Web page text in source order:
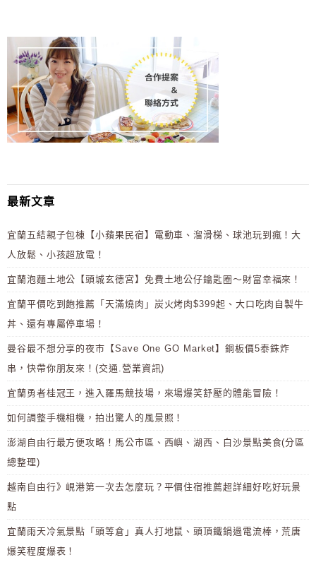
最新文章
宜蘭五結親子包棟【小蘋果民宿】電動車、溜滑梯、球池玩到瘋！大
人放鬆、小孩超放電！
宜蘭泡麵土地公【頭城玄德宮】免費土地公仔鑰匙圈～財富幸福來！
宜蘭平價吃到飽推薦「天滿燒肉」炭火烤肉$399起、大口吃肉自製牛
丼、還有專屬停車場！
曼谷最不想分享的夜市【Save One GO Market】銅板價5泰銖炸
串，快帶你朋友來！(交通.營業資訊)
宜蘭勇者桂冠王，進入羅馬競技場，來場爆笑舒壓的體能冒險！
如何調整手機相機，拍出驚人的風景照！
澎湖自由行最方便攻略！馬公市區、西嶼、湖西、白沙景點美食(分區
總整理)
越南自由行》峴港第一次去怎麼玩？平價住宿推薦超詳細好吃好玩景
點
宜蘭雨天冷氣景點「頭等倉」真人打地鼠、頭頂鐵鍋過電流棒，荒唐
爆笑程度爆表！